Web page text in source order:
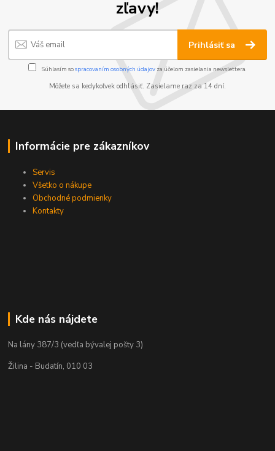
zľavy!
Prihlásiť sa
Súhlasím sospracovaním osobných údajov za účelom zasielania newslettera.
Môžete sa kedykoľvek odhlásiť. Zasielame raz za 14 dní.
Informácie pre zákazníkov
Servis
Všetko o nákupe
Obchodné podmienky
Kontakty
Kde nás nájdete
Na lány 387/3 (vedľa bývalej pošty 3)
Žilina - Budatín, 010 03